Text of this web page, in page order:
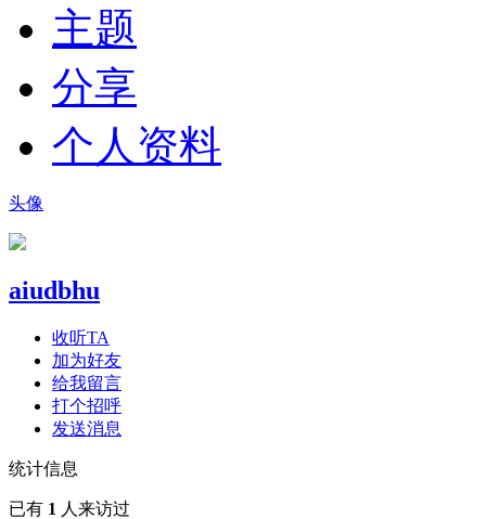
主题
分享
个人资料
头像
aiudbhu
收听TA
加为好友
给我留言
打个招呼
发送消息
统计信息
已有 1 人来访过